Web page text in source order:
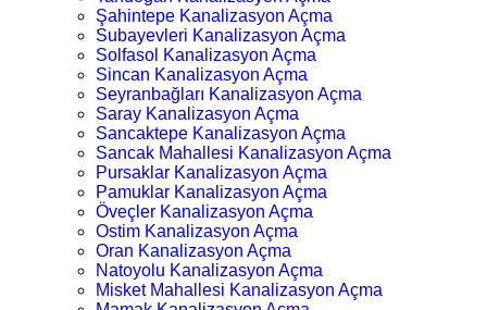
Şahintepe Kanalizasyon Açma
Subayevleri Kanalizasyon Açma
Solfasol Kanalizasyon Açma
Sincan Kanalizasyon Açma
Seyranbağları Kanalizasyon Açma
Saray Kanalizasyon Açma
Sancaktepe Kanalizasyon Açma
Sancak Mahallesi Kanalizasyon Açma
Pursaklar Kanalizasyon Açma
Pamuklar Kanalizasyon Açma
Öveçler Kanalizasyon Açma
Ostim Kanalizasyon Açma
Oran Kanalizasyon Açma
Natoyolu Kanalizasyon Açma
Misket Mahallesi Kanalizasyon Açma